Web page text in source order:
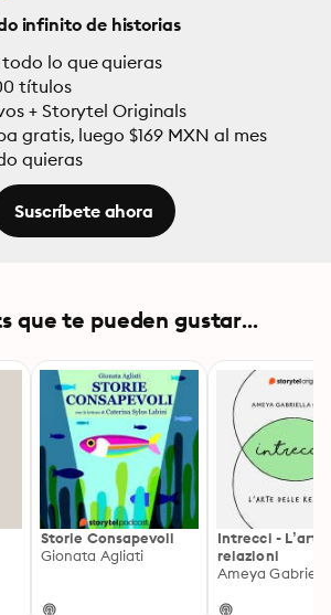
infinito de historias
lo que quieras
títulos
+ Storytel Originals
gratis, luego $169 MXN al mes
quieras
Suscríbete ahora
que te pueden gustar...
Storie Consapevoli
Gionata Agliati
Intrecci -
relazioni